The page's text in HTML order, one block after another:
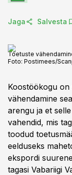
Jaga Salvesta
Toetuste
Foto: Postimees/
Koostöökogu on
vähendamine
arengu ja et
vahendid, mis
toodud
eelduseks
ekspordi
tagasi Vabariigi